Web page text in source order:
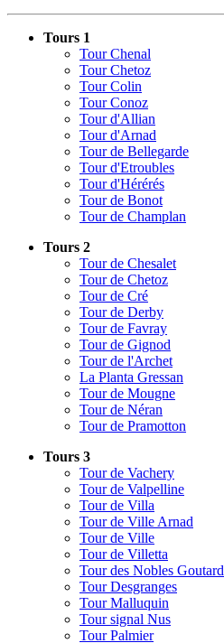
Tours 1
Tour Chenal
Tour Chetoz
Tour Colin
Tour Conoz
Tour d'Allian
Tour d'Arnad
Tour de Bellegarde
Tour d'Etroubles
Tour d'Hérérés
Tour de Bonot
Tour de Champlan
Tours 2
Tour de Chesalet
Tour de Chetoz
Tour de Cré
Tour de Derby
Tour de Favray
Tour de Gignod
Tour de l'Archet
La Planta Gressan
Tour de Mougne
Tour de Néran
Tour de Pramotton
Tours 3
Tour de Vachery
Tour de Valpelline
Tour de Villa
Tour de Ville Arnad
Tour de Ville
Tour de Villetta
Tour des Nobles Goutard
Tour Desgranges
Tour Malluquin
Tour signal Nus
Tour Palmier